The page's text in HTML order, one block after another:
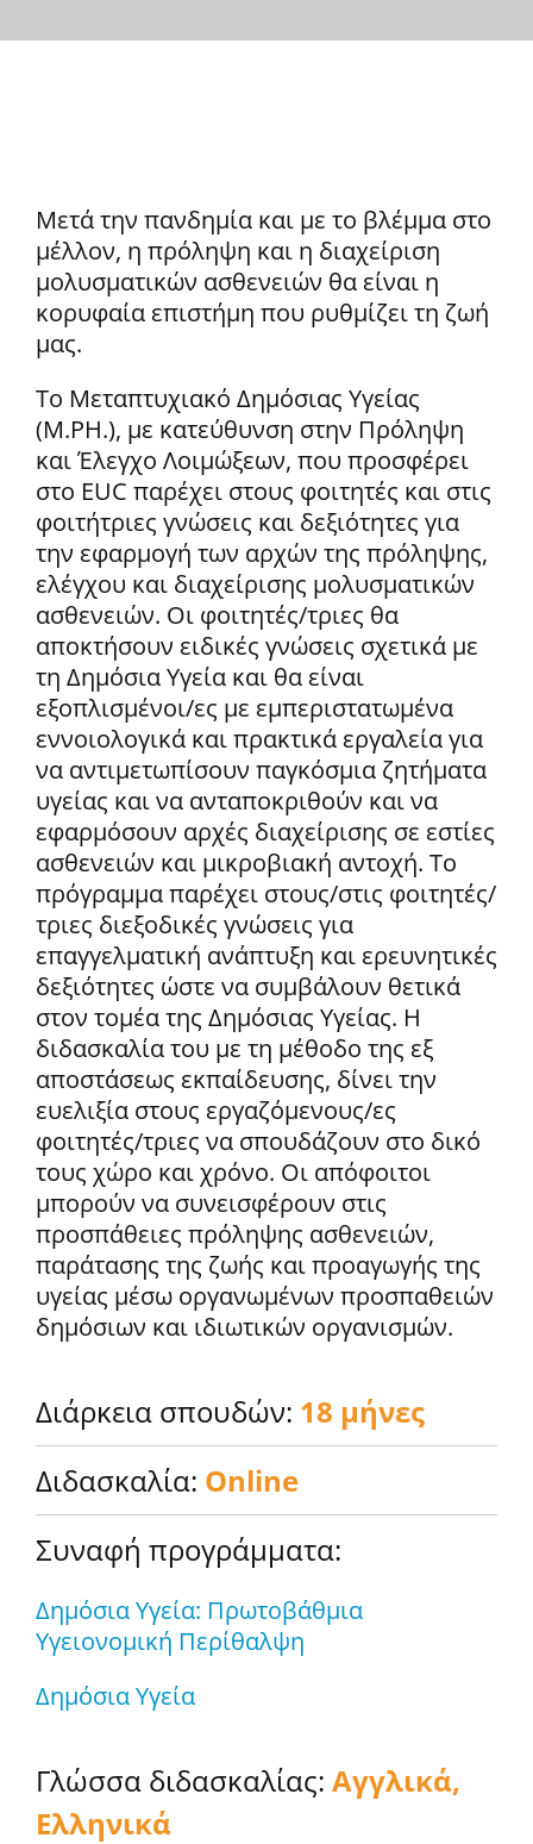
Μετά την πανδημία και με το βλέμμα στο
μέλλον, η πρόληψη και η διαχείριση
μολυσματικών ασθενειών θα είναι η
κορυφαία επιστήμη που ρυθμίζει τη ζωή
μας.
Το Μεταπτυχιακό Δημόσιας Υγείας
(M.PH.), με κατεύθυνση στην Πρόληψη
και Έλεγχο Λοιμώξεων, που προσφέρει
στο EUC παρέχει στους φοιτητές και στις
φοιτήτριες γνώσεις και δεξιότητες για
την εφαρμογή των αρχών της πρόληψης,
ελέγχου και διαχείρισης μολυσματικών
ασθενειών. Οι φοιτητές/τριες θα
αποκτήσουν ειδικές γνώσεις σχετικά με
τη Δημόσια Υγεία και θα είναι
εξοπλισμένοι/ες με εμπεριστατωμένα
εννοιολογικά και πρακτικά εργαλεία για
να αντιμετωπίσουν παγκόσμια ζητήματα
υγείας και να ανταποκριθούν και να
εφαρμόσουν αρχές διαχείρισης σε εστίες
ασθενειών και μικροβιακή αντοχή. Το
πρόγραμμα παρέχει στους/στις φοιτητές/
τριες διεξοδικές γνώσεις για
επαγγελματική ανάπτυξη και ερευνητικές
δεξιότητες ώστε να συμβάλουν θετικά
στον τομέα της Δημόσιας Υγείας. Η
διδασκαλία του με τη μέθοδο της εξ
αποστάσεως εκπαίδευσης, δίνει την
ευελιξία στους εργαζόμενους/ες
φοιτητές/τριες να σπουδάζουν στο δικό
τους χώρο και χρόνο. Οι απόφοιτοι
μπορούν να συνεισφέρουν στις
προσπάθειες πρόληψης ασθενειών,
παράτασης της ζωής και προαγωγής της
υγείας μέσω οργανωμένων προσπαθειών
δημόσιων και ιδιωτικών οργανισμών.
Διάρκεια σπουδών: 18 μήνες
Διδασκαλία: Online
Συναφή προγράμματα:
Δημόσια Υγεία: Πρωτοβάθμια
Υγειονομική Περίθαλψη
Δημόσια Υγεία
Γλώσσα διδασκαλίας: Αγγλικά,
Ελληνικά